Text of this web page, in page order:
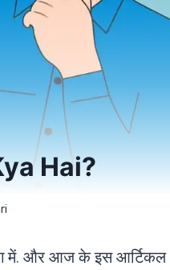
Hai?
में. और आज के इस आर्टिकल